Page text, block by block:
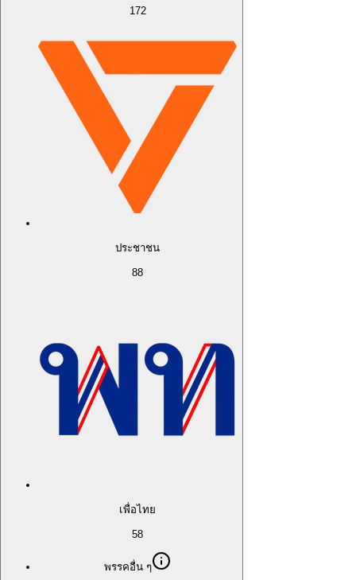
172
ประชาชน
88
เพื่อไทย
58
พรรคอื่น ๆ